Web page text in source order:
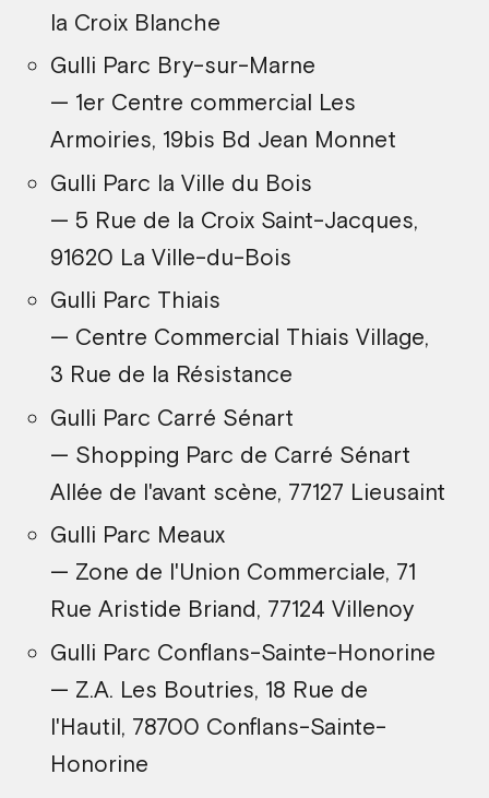
la Croix Blanche
Gulli Parc Bry-sur-Marne
— 1er Centre commercial Les
Armoiries, 19bis Bd Jean Monnet
Gulli Parc la Ville du Bois
— 5 Rue de la Croix Saint-Jacques,
91620 La Ville-du-Bois
Gulli Parc Thiais
— Centre Commercial Thiais Village,
3 Rue de la Résistance
Gulli Parc Carré Sénart
— Shopping Parc de Carré Sénart
Allée de l'avant scène, 77127 Lieusaint
Gulli Parc Meaux
— Zone de l'Union Commerciale, 71
Rue Aristide Briand, 77124 Villenoy
Gulli Parc Conflans-Sainte-Honorine
— Z.A. Les Boutries, 18 Rue de
l'Hautil, 78700 Conflans-Sainte-
Honorine